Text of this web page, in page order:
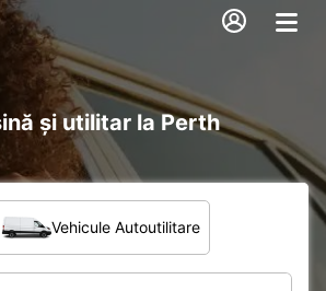
și utilitar la Perth
Vehicule Autoutilitare